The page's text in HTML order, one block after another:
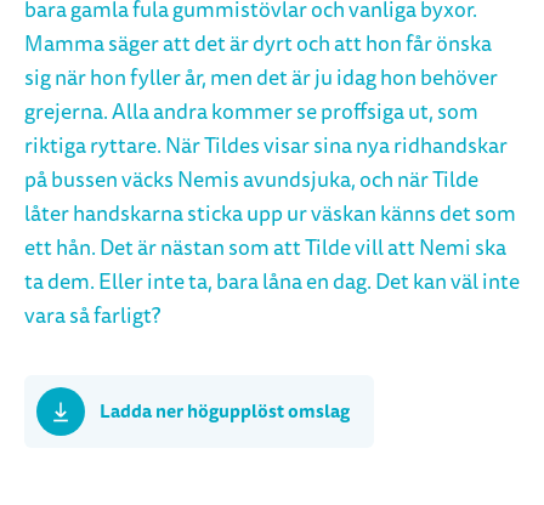
bara gamla fula gummistövlar och vanliga byxor.
Mamma säger att det är dyrt och att hon får önska
sig när hon fyller år, men det är ju idag hon behöver
grejerna. Alla andra kommer se proffsiga ut, som
riktiga ryttare. När Tildes visar sina nya ridhandskar
på bussen väcks Nemis avundsjuka, och när Tilde
låter handskarna sticka upp ur väskan känns det som
ett hån. Det är nästan som att Tilde vill att Nemi ska
ta dem. Eller inte ta, bara låna en dag. Det kan väl inte
vara så farligt?
Ladda ner högupplöst omslag